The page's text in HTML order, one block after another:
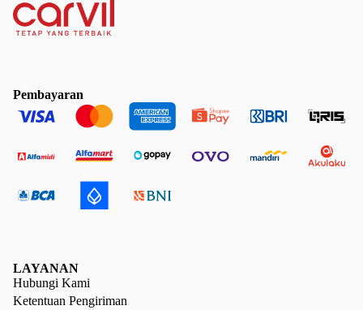
Pembayaran
LAYANAN
Hubungi Kami
Ketentuan Pengiriman